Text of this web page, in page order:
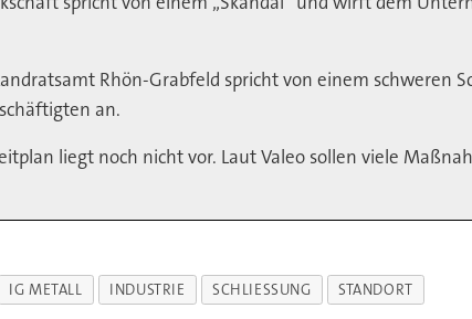
Rhön-Grabfeld spricht von einem schweren
an.
liegt noch nicht vor. Laut Valeo sollen viele
IG METALL INDUSTRIE SCHLIESSUNG STANDORT